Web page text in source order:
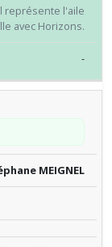
représente l'aile
avec Horizons.
-
MEIGNEL